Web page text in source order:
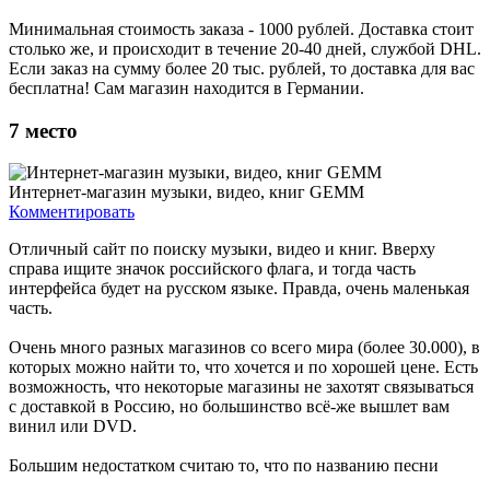
Минимальная стоимость заказа - 1000 рублей. Доставка стоит
столько же, и происходит в течение 20-40 дней, службой DHL.
Если заказ на сумму более 20 тыс. рублей, то доставка для вас
бесплатна! Сам магазин находится в Германии.
7 место
Интернет-магазин музыки, видео, книг GEMM
Комментировать
Отличный сайт по поиску музыки, видео и книг. Вверху
справа ищите значок российского флага, и тогда часть
интерфейса будет на русском языке. Правда, очень маленькая
часть.
Очень много разных магазинов со всего мира (более 30.000), в
которых можно найти то, что хочется и по хорошей цене. Есть
возможность, что некоторые магазины не захотят связываться
с доставкой в Россию, но большинство всё-же вышлет вам
винил или DVD.
Большим недостатком считаю то, что по названию песни